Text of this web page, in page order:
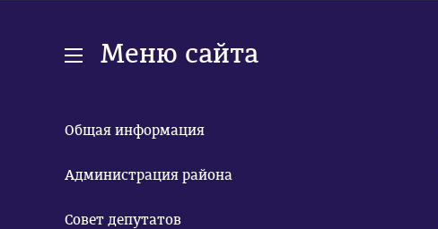
Меню сайта
Общая информация
Администрация района
Совет депутатов